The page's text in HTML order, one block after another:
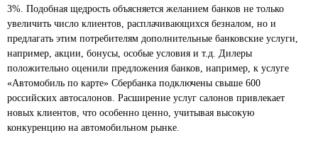
3%. Подобная щедрость объясняется желанием банков не только
увеличить число клиентов, расплачивающихся безналом, но и
предлагать этим потребителям дополнительные банковские услуги,
например, акции, бонусы, особые условия и т.д. Дилеры
положительно оценили предложения банков, например, к услуге
«Автомобиль по карте» Сбербанка подключены свыше 600
российских автосалонов. Расширение услуг салонов привлекает
новых клиентов, что особенно ценно, учитывая высокую
конкуренцию на автомобильном рынке.